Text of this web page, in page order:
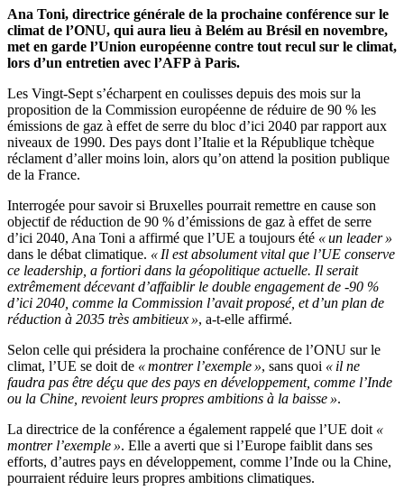
Ana Toni, directrice générale de la prochaine conférence sur le
climat de l’ONU, qui aura lieu à Belém au Brésil en novembre,
met en garde l’Union européenne contre tout recul sur le climat,
lors d’un entretien avec l’AFP à Paris.
Les Vingt-Sept s’écharpent en coulisses depuis des mois sur la
proposition de la Commission européenne de réduire de 90 % les
émissions de gaz à effet de serre du bloc d’ici 2040 par rapport aux
niveaux de 1990. Des pays dont l’Italie et la République tchèque
réclament d’aller moins loin, alors qu’on attend la position publique
de la France.
Interrogée pour savoir si Bruxelles pourrait remettre en cause son
objectif de réduction de 90 % d’émissions de gaz à effet de serre
d’ici 2040, Ana Toni a affirmé que l’UE a toujours été « un leader »
dans le débat climatique. « Il est absolument vital que l’UE conserve
ce leadership, a fortiori dans la géopolitique actuelle. Il serait
extrêmement décevant d’affaiblir le double engagement de -90 %
d’ici 2040, comme la Commission l’avait proposé, et d’un plan de
réduction à 2035 très ambitieux », a-t-elle affirmé.
Selon celle qui présidera la prochaine conférence de l’ONU sur le
climat, l’UE se doit de « montrer l’exemple », sans quoi « il ne
faudra pas être déçu que des pays en développement, comme l’Inde
ou la Chine, revoient leurs propres ambitions à la baisse ».
La directrice de la conférence a également rappelé que l’UE doit «
montrer l’exemple ». Elle a averti que si l’Europe faiblit dans ses
efforts, d’autres pays en développement, comme l’Inde ou la Chine,
pourraient réduire leurs propres ambitions climatiques.